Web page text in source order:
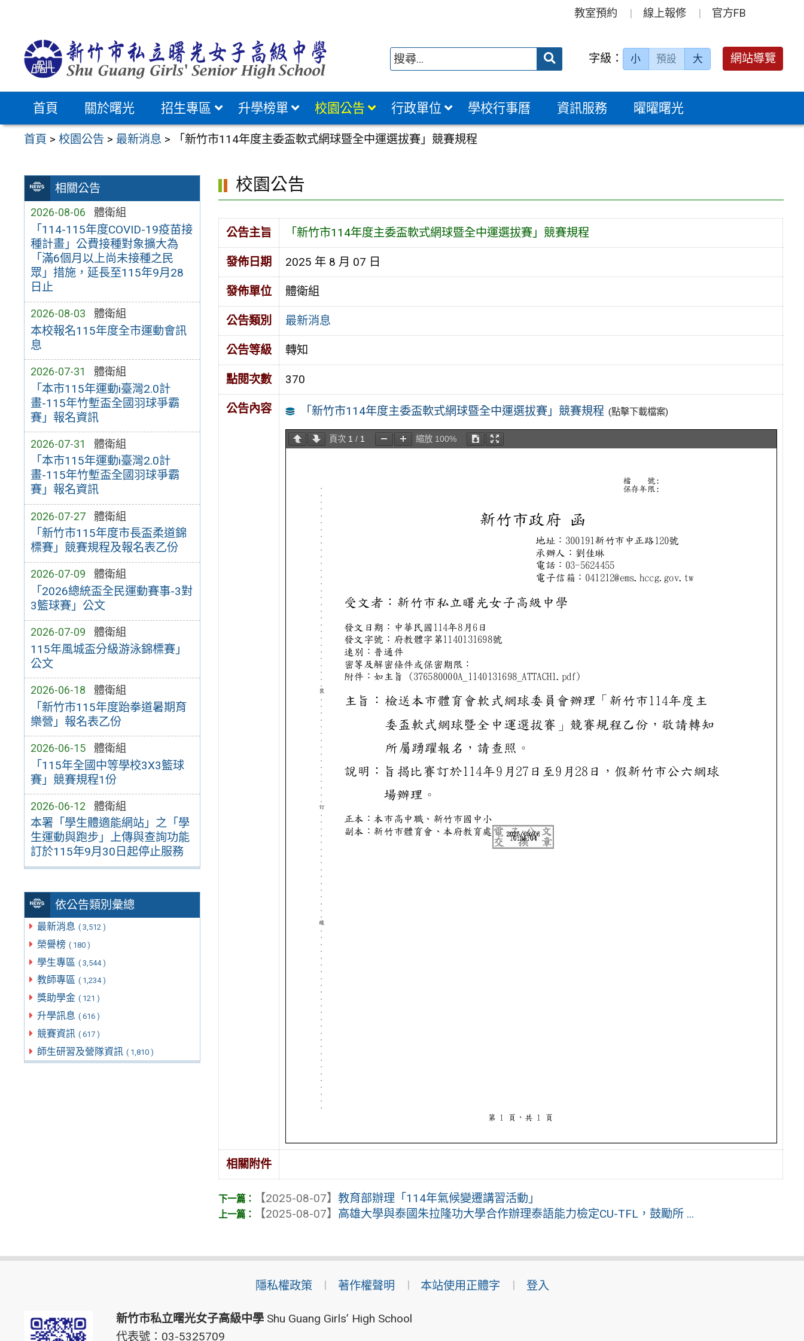
教室預約 線上報修 官方FB
送出 字級： 小 預設 大 網站導覽
首頁 關於曙光 招生專區 升學榜單 校園公告 行政單位 學校行事曆 資訊服務 曜曜曙光
首頁 >校園公告 > 最新消息 > 「新竹市114年度主委盃軟式網球暨全中運選拔賽」競賽規程
相關公告
2026-08-06 體衛組
「114-115年度COVID-19疫苗接
種計畫」公費接種對象擴大為
「滿6個月以上尚未接種之民
眾」措施，延長至115年9月28
日止
2026-08-03 體衛組
本校報名115年度全市運動會訊
息
2026-07-31 體衛組
「本市115年運動i臺灣2.0計
畫-115年竹塹盃全國羽球爭霸
賽」報名資訊
2026-07-31 體衛組
「本市115年運動i臺灣2.0計
畫-115年竹塹盃全國羽球爭霸
賽」報名資訊
2026-07-27 體衛組
「新竹市115年度市長盃柔道錦
標賽」競賽規程及報名表乙份
2026-07-09 體衛組
「2026總統盃全民運動賽事-3對
3籃球賽」公文
2026-07-09 體衛組
115年風城盃分級游泳錦標賽」
公文
2026-06-18 體衛組
「新竹市115年度跆拳道暑期育
樂營」報名表乙份
2026-06-15 體衛組
「115年全國中等學校3X3籃球
賽」競賽規程1份
2026-06-12 體衛組
本署「學生體適能網站」之「學
生運動與跑步」上傳與查詢功能
訂於115年9月30日起停止服務
依公告類別彙總
最新消息 ( 3,512 )
榮譽榜 ( 180 )
學生專區 ( 3,544 )
教師專區 ( 1,234 )
獎助學金 ( 121 )
升學訊息 ( 616 )
競賽資訊 ( 617 )
師生研習及營隊資訊 ( 1,810 )
校園公告
公告主旨 「新竹市114年度主委盃軟式網球暨全中運選拔賽」競賽規程
發佈日期 2025 年 8 月 07 日
發佈單位 體衛組
公告類別 最新消息
公告等級 轉知
點閱次數 370
公告內容 「新竹市114年度主委盃軟式網球暨全中運選拔賽」競賽規程 (點擊下載檔案)
頁次 1 / 1 縮放 100%
相關附件
【2025-08-07】教育部辦理「114年氣候變遷講習活動」
【2025-08-07】 高雄大學與泰國朱拉隆功大學合作辦理泰語能力檢定CU-TFL，鼓勵所 ...
隱私權政策 著作權聲明 本站使用正體字 登入
新竹市私立曙光女子高級中學Shu Guang Girls’ High School
代表號：03-5325709